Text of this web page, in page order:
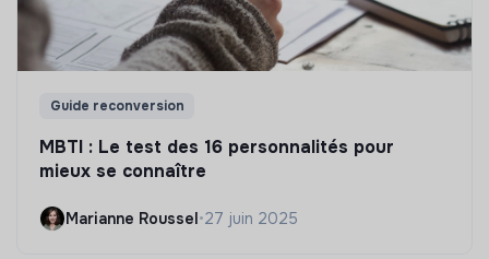
Guide reconversion
MBTI : Le test des 16 personnalités pour
mieux se connaître
Marianne Roussel•27 juin 2025